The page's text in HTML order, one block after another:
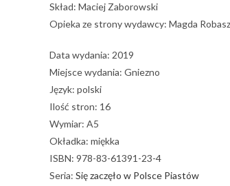
Skład: Maciej Zaborowski
Opieka ze strony wydawcy: Magda
Data wydania: 2019
Miejsce wydania: Gniezno
Język: polski
Ilość stron: 16
Wymiar: A5
Okładka: miękka
ISBN: 978-83-61391-23-4
Seria: Się zaczęło w Polsce Piastów